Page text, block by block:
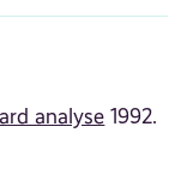
analyse 1992.